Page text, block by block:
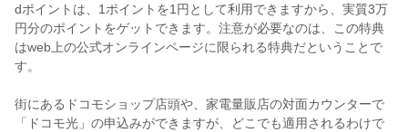
dポイントは、1ポイントを1円として利用できますから、実質3万
円分のポイントをゲットできます。注意が必要なのは、この特典
はweb上の公式オンラインページに限られる特典だということで
す。
街にあるドコモショップ店頭や、家電量販店の対面カウンターで
「ドコモ光」の申込みができますが、どこでも適用されるわけで